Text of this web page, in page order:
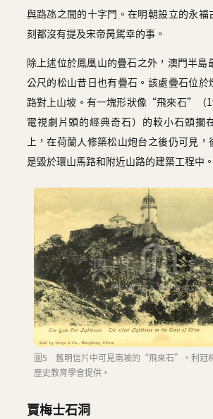
與路氹之間的十字門。在明朝設立的永福
刻都沒有提及宋帝昺駕幸的事。
除上述位於鳳凰山的疊石之外，澳門半
公尺的松山昔日也有疊石。該處疊石位於
路對上山坡。有一塊形狀像“飛來石”（
電視劇片頭的經典奇石）的較小石頭擱
上，在荷蘭人修築松山炮台之後仍可見
是毀於環山馬路和附近山路的建築工程中。
圖5 舊明信片中可見南坡的“飛來石”。利冠
歷史教育學會提供。
賈梅士石洞